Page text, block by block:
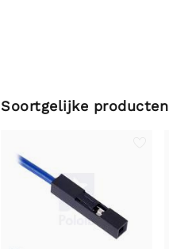
Soortgelijke producten